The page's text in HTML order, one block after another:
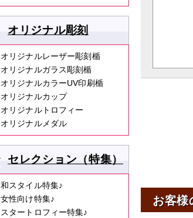
お客様
オリジナル彫刻
オリジナルレーザー彫刻楯
オリジナルガラス彫刻楯
オリジナルカラーUV印刷楯
オリジナルカップ
オリジナルトロフィー
オリジナルメダル
セレクション（特集）
和スタイル特集♪
女性向け特集♪
スタートロフィー特集♪